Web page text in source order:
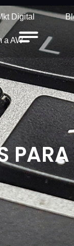
Digital
a AW
PARA